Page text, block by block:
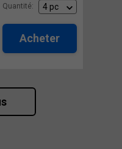
Quantité:
Acheter